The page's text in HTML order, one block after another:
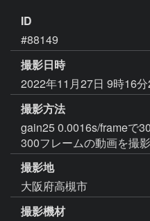
ID
#88149
撮影日時
2022年11月27日 9時16
撮影方法
gain25 0.0016s/frameで
300フレームの動画を撮影
撮影地
大阪府高槻市
撮影機材